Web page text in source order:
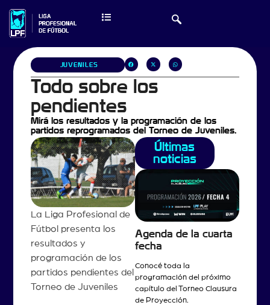
JUVENILES
Todo sobre los
pendientes
Mirá los resultados y la programación de los
partidos reprogramados del Torneo de Juveniles.
La Liga Profesional de
Fútbol presenta los
resultados y
programación de los
partidos pendientes del
Torneo de Juveniles
Últimas
noticias
Agenda de la cuarta
fecha
Conocé toda la
programación del próximo
capítulo del Torneo Clausura
de Proyección.